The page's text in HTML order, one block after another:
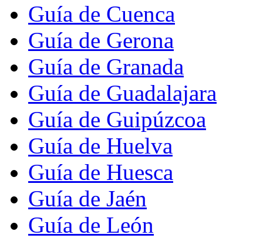
Guía de Cuenca
Guía de Gerona
Guía de Granada
Guía de Guadalajara
Guía de Guipúzcoa
Guía de Huelva
Guía de Huesca
Guía de Jaén
Guía de León